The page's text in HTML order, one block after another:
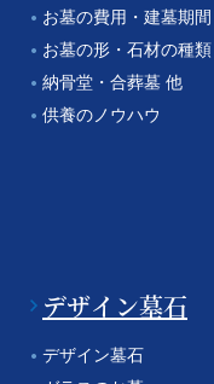
お墓の費用・建墓期間
お墓の形・石材の種類
納骨堂・合葬墓 他
供養のノウハウ
デザイン墓石
デザイン墓石